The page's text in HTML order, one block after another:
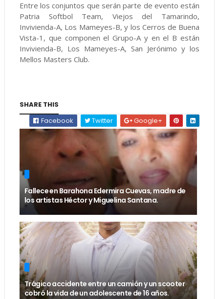
Entre los conjuntos que serán parte de evento están
Patria Softbol Team, Viejos del Tamarindo,
Invivienda-A, Los Mameyes-B, y los Cerros de Buena
Vista-1, que componen el Grupo-A y en el B están
Invivienda-B, Los Mameyes-A, San Jerónimo y los
Mellos Masters Club.
SHARE THIS
Facebook
Twitter Google+
Fallece en Barahona Edermira Cuevas, madre de
los artistas Héctor y Miguelina Santana.
Trágico accidente entre un camión y un scooter
cobró la vida de un adolescente de 16 años.